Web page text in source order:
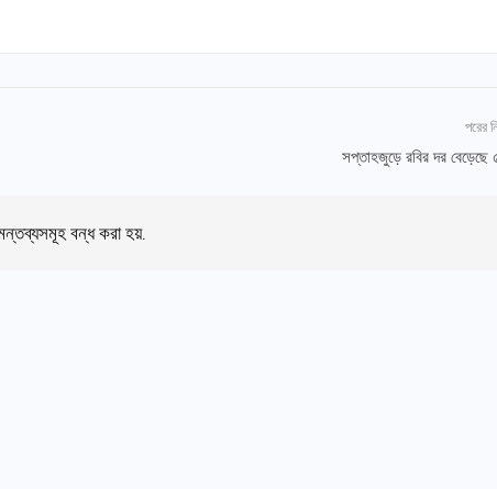
পরের
সপ্তাহজুড়ে রবির দর
বন্ধ করা হয়.